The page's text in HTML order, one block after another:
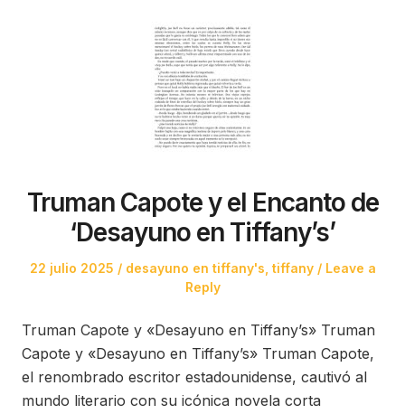
Truman Capote y el Encanto de
‘Desayuno en Tiffany’s’
Posted
22 julio 2025
Posted
desayuno en tiffany's tiffany
Leave a
Reply
Truman Capote y «Desayuno en Tiffany’s» Truman
Capote y «Desayuno en Tiffany’s» Truman Capote,
el renombrado escritor estadounidense, cautivó al
mundo literario con su icónica novela corta